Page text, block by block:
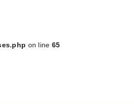
on line 65